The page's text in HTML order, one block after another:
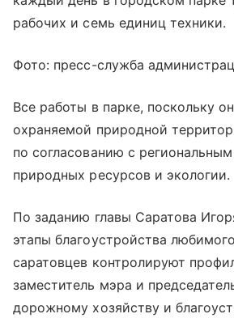
рабочих и семь единиц техники.
Фото: пресс-служба
Все работы в парке, поскольку
охраняемой природной
по согласованию с
природных ресурсов и экологии.
По заданию главы Саратова
этапы благоустройства
саратовцев контролируют
заместитель мэра и
дорожному хозяйству и